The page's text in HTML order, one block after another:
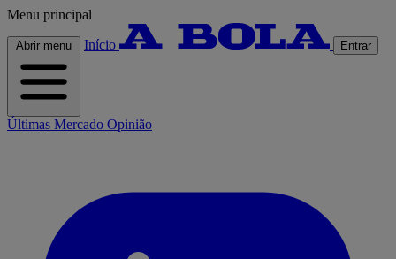
Menu principal
Abrir menu Início Entrar
Últimas Mercado Opinião